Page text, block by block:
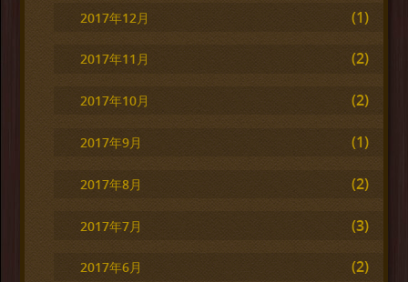
2017年12月 (1)
2017年11月 (2)
2017年10月 (2)
2017年9月 (1)
2017年8月 (2)
2017年7月 (3)
2017年6月 (2)